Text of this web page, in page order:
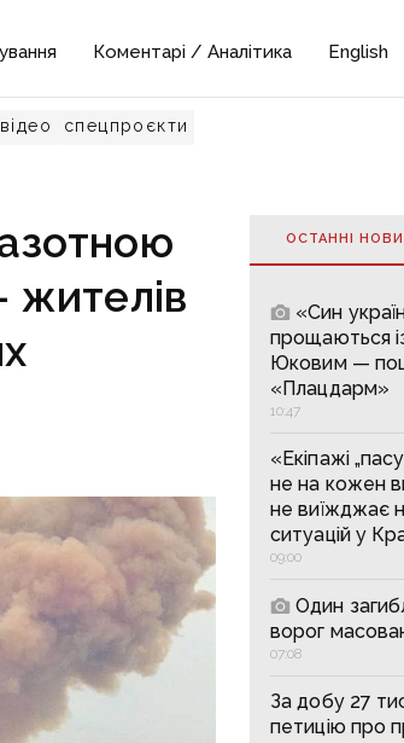
Коментарі / Аналітика English
відео спецпроєкти
ОСТАННІ
«Син
прощаються
Юковим —
«Плацдарм»
10:47
«Екіпажі
не на кожен
не виїжджає
ситуацій у
09:00
Один
ворог
07:08
За добу 27
петицію про